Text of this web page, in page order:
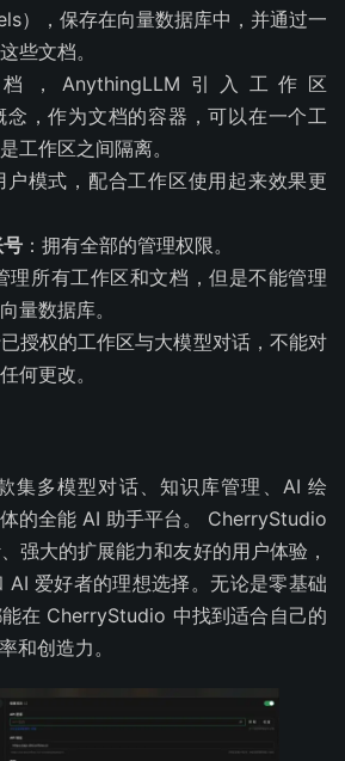
），保存在向量数据库中，并通过一
些文档。
，AnythingLLM引入工作区
念，作为文档的容器，可以在一个工
工作区之间隔离。
户模式，配合工作区使用起来效果更
：拥有全部的管理权限。
理所有工作区和文档，但是不能管理
量数据库。
已授权的工作区与大模型对话，不能对
何更改。
集多模型对话、知识库管理、AI 绘
的全能 AI 助手平台。 CherryStudio
强大的扩展能力和友好的用户体验，
AI 爱好者的理想选择。无论是零基础
在 CherryStudio 中找到适合自己的
和创造力。